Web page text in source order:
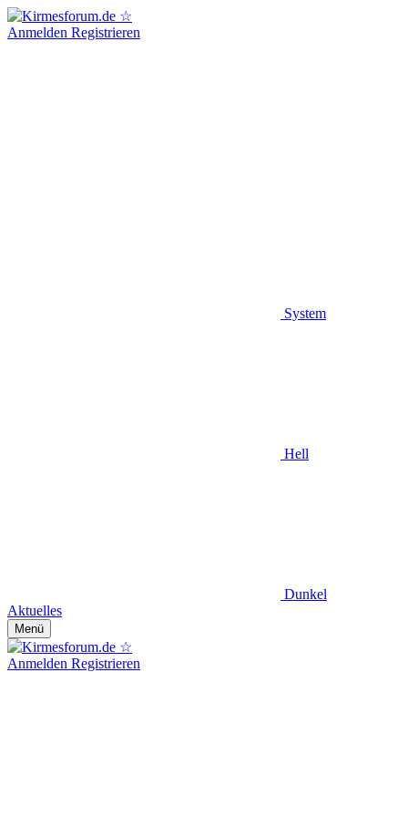
Anmelden Registrieren
System
Hell
Dunkel
Aktuelles
Menü
Anmelden Registrieren